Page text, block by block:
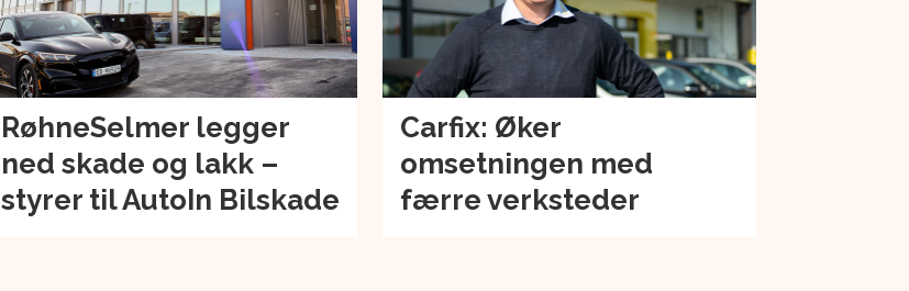
RøhneSelmer legger
ned skade og lakk –
styrer til AutoIn Bilskade
Carfix: Øker
omsetningen med
færre verksteder